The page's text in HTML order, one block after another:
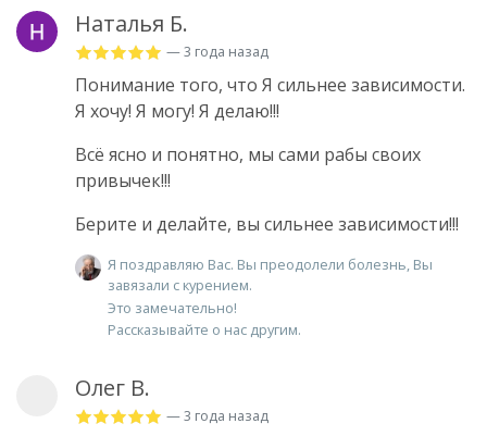
Наталья Б.
— 3 года назад
Понимание того, что Я сильнее зависимости.
Я хочу! Я могу! Я делаю!!!
Всё ясно и понятно, мы сами рабы своих
привычек!!!
Берите и делайте, вы сильнее зависимости!!!
Я поздравляю Вас. Вы преодолели болезнь, Вы
завязали с курением.
Это замечательно!
Рассказывайте о нас другим.
Олег В.
— 3 года назад